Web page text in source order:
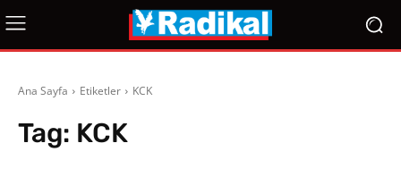
Ana Sayfa Etiketler KCK
Tag: KCK